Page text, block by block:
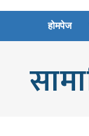
होमपेज